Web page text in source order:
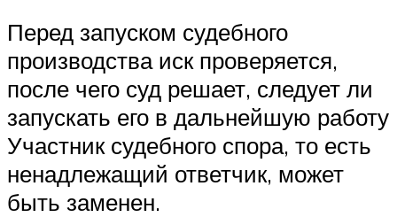
Перед запуском судебного
производства иск проверяется,
после чего суд решает, следует ли
запускать его в дальнейшую работу
Участник судебного спора, то есть
ненадлежащий ответчик, может
быть заменен.